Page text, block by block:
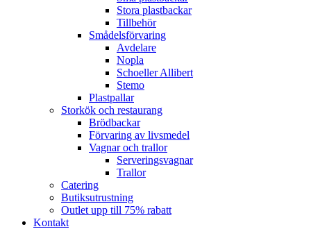
Stora plastbackar
Tillbehör
Smådelsförvaring
Avdelare
Nopla
Schoeller Allibert
Stemo
Plastpallar
Storkök och restaurang
Brödbackar
Förvaring av livsmedel
Vagnar och trallor
Serveringsvagnar
Trallor
Catering
Butiksutrustning
Outlet upp till 75% rabatt
Kontakt